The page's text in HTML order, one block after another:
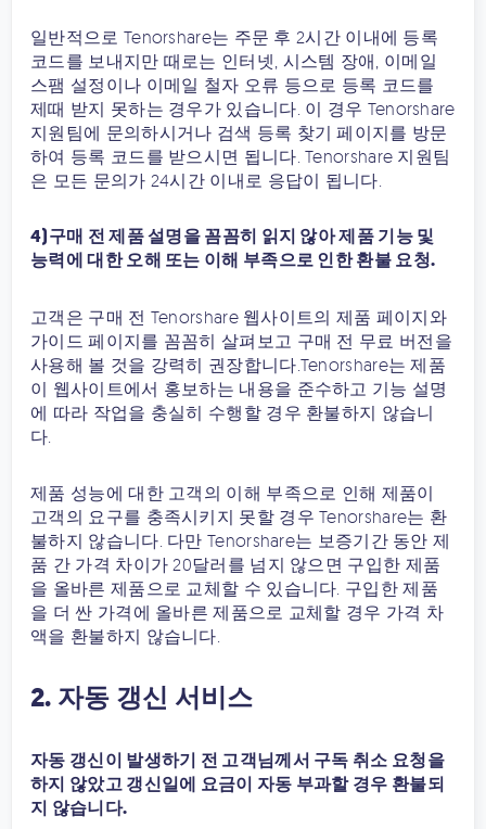
일반적으로 Tenorshare는 주문 후 2시간 이내에 등록
코드를 보내지만 때로는 인터넷, 시스템 장애, 이메일
스팸 설정이나 이메일 철자 오류 등으로 등록 코드를
제때 받지 못하는 경우가 있습니다. 이 경우 Tenorshare
지원팀에 문의하시거나 검색 등록 찾기 페이지를 방문
하여 등록 코드를 받으시면 됩니다. Tenorshare 지원팀
은 모든 문의가 24시간 이내로 응답이 됩니다.
4)구매 전 제품 설명을 꼼꼼히 읽지 않아 제품 기능 및
능력에 대한 오해 또는 이해 부족으로 인한 환불 요청.
고객은 구매 전 Tenorshare 웹사이트의 제품 페이지와
가이드 페이지를 꼼꼼히 살펴보고 구매 전 무료 버전을
사용해 볼 것을 강력히 권장합니다.Tenorshare는 제품
이 웹사이트에서 홍보하는 내용을 준수하고 기능 설명
에 따라 작업을 충실히 수행할 경우 환불하지 않습니
다.
제품 성능에 대한 고객의 이해 부족으로 인해 제품이
고객의 요구를 충족시키지 못할 경우 Tenorshare는 환
불하지 않습니다. 다만 Tenorshare는 보증기간 동안 제
품 간 가격 차이가 20달러를 넘지 않으면 구입한 제품
을 올바른 제품으로 교체할 수 있습니다. 구입한 제품
을 더 싼 가격에 올바른 제품으로 교체할 경우 가격 차
액을 환불하지 않습니다.
2. 자동 갱신 서비스
자동 갱신이 발생하기 전 고객님께서 구독 취소 요청을
하지 않았고 갱신일에 요금이 자동 부과할 경우 환불되
지 않습니다.